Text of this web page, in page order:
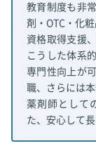
教育制度も非
剤・OTC・化
資格取得支援
こうした体系
専門性向上が
職、さらには
薬剤師として
た、安心して